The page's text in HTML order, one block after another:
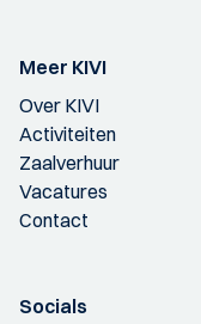
Meer KIVI
Over KIVI
Activiteiten
Zaalverhuur
Vacatures
Contact
Socials